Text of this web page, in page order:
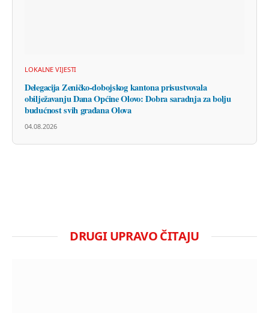
LOKALNE VIJESTI
Delegacija Zeničko-dobojskog kantona prisustvovala
obilježavanju Dana Općine Olovo: Dobra saradnja za bolju
budućnost svih građana Olova
04.08.2026
DRUGI UPRAVO ČITAJU